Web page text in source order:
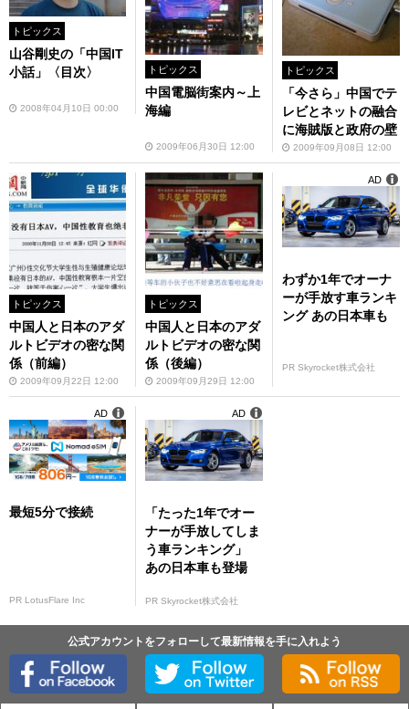
トピックス
山谷剛史の「中国IT
小話」〈目次〉
2008年04月10日 00:00
トピックス
中国電脳街案内～上
海編
2009年06月30日 12:00
トピックス
「今さら」中国でテ
レビとネットの融合
に海賊版と政府の壁
2009年09月08日 12:00
トピックス
中国人と日本のアダ
ルトビデオの密な関
係（前編）
2009年09月22日 12:00
トピックス
中国人と日本のアダ
ルトビデオの密な関
係（後編）
2009年09月29日 12:00
わずか1年でオーナ
ーが手放す車ランキ
ング あの日本車も
PR Skyrocket株式会社
AD
最短5分で接続
PR LotusFlare Inc
AD
「たった1年でオー
ナーが手放してしま
う車ランキング」
あの日本車も登場
PR Skyrocket株式会社
AD
公式アカウントをフォローして最新情報を手に入れよう